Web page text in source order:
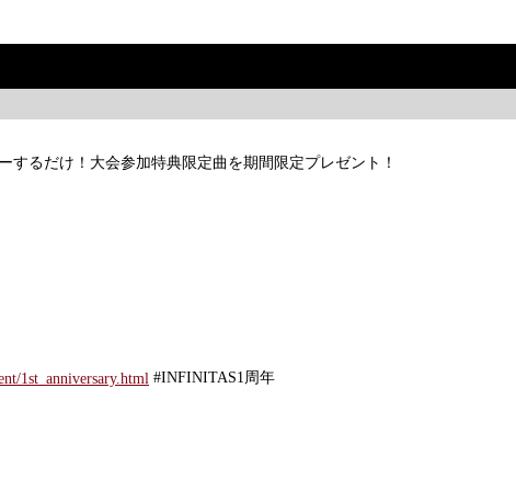
するだけ！大会参加特典限定曲を期間限定プレゼント！
1st_anniversary.html #INFINITAS1周年